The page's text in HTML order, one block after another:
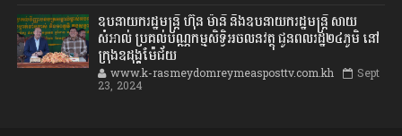
ឧបនាយករដ្ឋមន្ដ្រី ហ៊ុន ម៉ានី និងឧបនាយករដ្ឋមន្ដ្រី សាយ
សំអាល់ ប្រគល់បណ្ណកម្មសិទ្ធិអចលនវត្ថុ ជូនពលរដ្ឋ២៤ភូមិ នៅ
ក្រុងឧដុង្គម៉ែជ័យ
www.k-rasmeydomreymeasposttv.com.kh Sept
23, 2024